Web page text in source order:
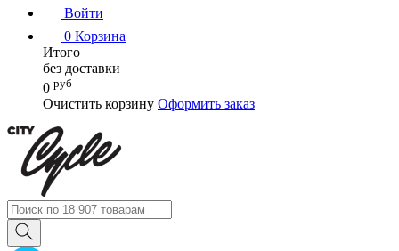
Войти
0 Корзина
Итого
без доставки
0 руб
Очистить корзину Оформить заказ